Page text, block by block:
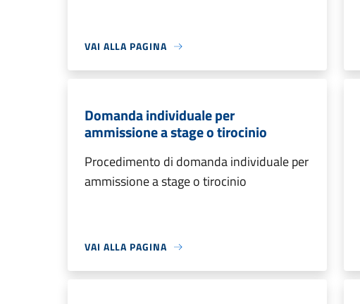
VAI ALLA PAGINA
Domanda individuale per
ammissione a stage o tirocinio
Procedimento di domanda individuale per
ammissione a stage o tirocinio
VAI ALLA PAGINA